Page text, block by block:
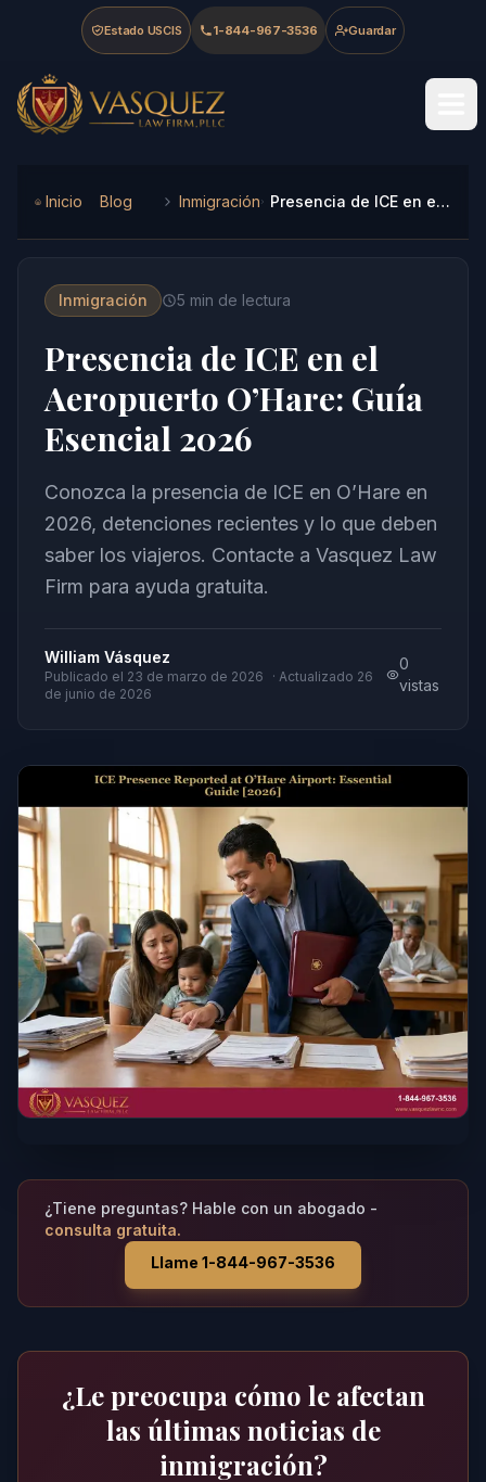
Skip to main content
Skip to navigation
Skip to footer
Estado USCIS 1-844-967-3536 Guardar
Vasquez Law Firm - Home
Inicio Blog Inmigración Presencia de ICE en el Aeropuerto O’Hare: Guía Esencial 2026
Inmigración 5 min de lectura
Presencia de ICE en el
Aeropuerto O’Hare: Guía
Esencial 2026
Conozca la presencia de ICE en O’Hare en
2026, detenciones recientes y lo que deben
saber los viajeros. Contacte a Vasquez Law
Firm para ayuda gratuita.
William Vásquez
Publicado el 23 de marzo de 2026 · Actualizado 26
de junio de 2026
0
vistas
¿Tiene preguntas? Hable con un abogado -
consulta gratuita.
Llame 1-844-967-3536
¿Le preocupa cómo le afectan
las últimas noticias de
inmigración?